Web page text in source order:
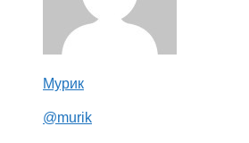
Мурик
@murik